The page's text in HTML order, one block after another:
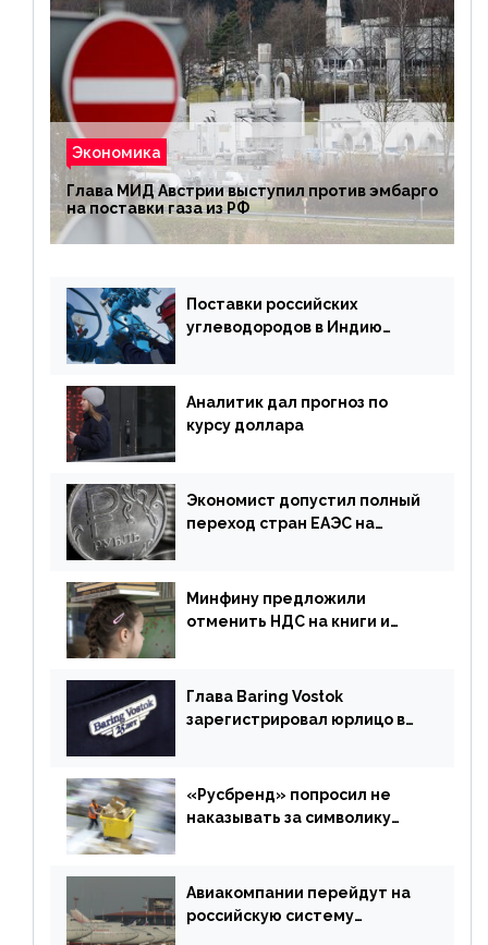
Экономика
Глава МИД Австрии выступил против эмбарго
на поставки газа из РФ
Поставки российских
углеводородов в Индию
Аналитик дал прогноз по
курсу доллара
Экономист допустил полный
переход стран ЕАЭС на
Минфину предложили
отменить НДС на книги и
Глава Baring Vostok
зарегистрировал юрлицо в
«Русбренд» попросил не
наказывать за символику
Авиакомпании перейдут на
российскую систему